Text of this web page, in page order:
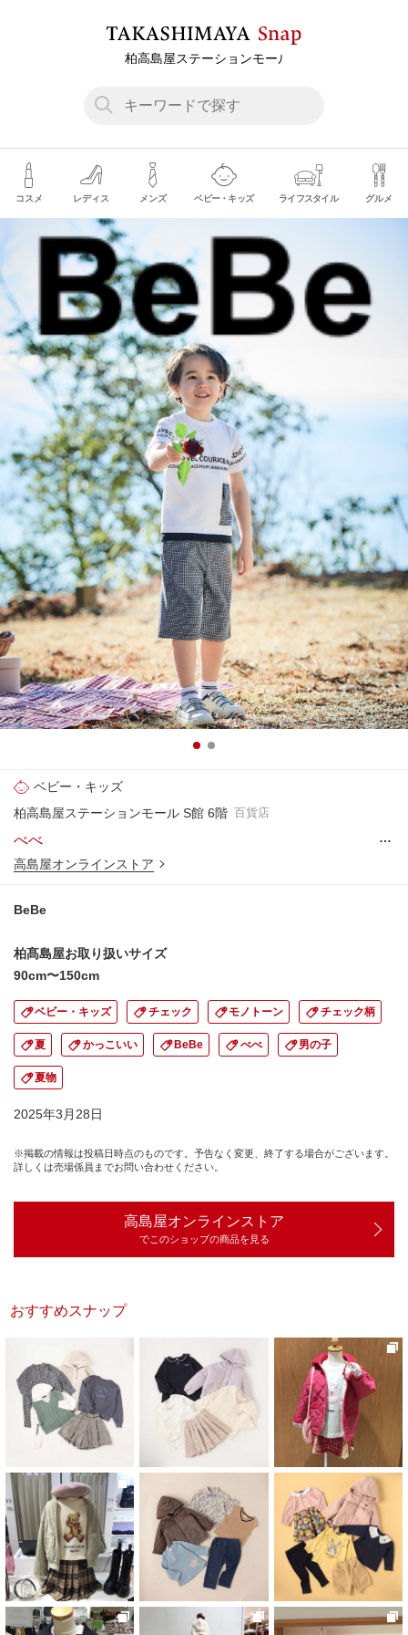
コスメ レディス メンズ ベビー・キッズ ライフスタイル グルメ
ベビー・キッズ
柏高島屋ステーションモール S館 6階 百貨店
べべ
…
高島屋オンラインストア
BeBe
柏髙島屋お取り扱いサイズ
90cm〜150cm
ベビー・キッズ チェック モノトーン チェック柄
夏 かっこいい BeBe べべ 男の子
夏物
2025年3月28日
※掲載の情報は投稿日時点のものです。予告なく変更、終了する場合がございます。
詳しくは売場係員までお問い合わせください。
高島屋オンラインストア
でこのショップの商品を見る
おすすめスナップ